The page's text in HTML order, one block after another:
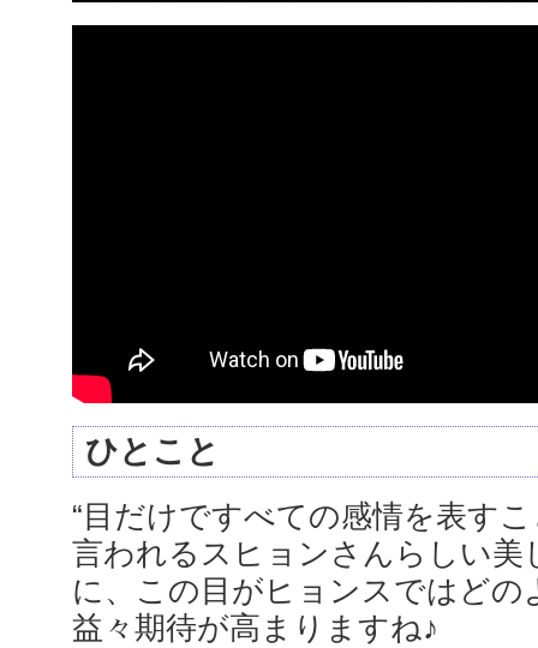
ひとこと
“目だけですべての感情を表す
言われるスヒョンさんらしい美
に、この目がヒョンスではどの
益々期待が高まりますね♪